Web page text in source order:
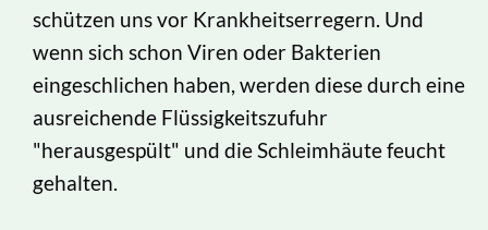
schützen uns vor Krankheitserregern. Und
wenn sich schon Viren oder Bakterien
eingeschlichen haben, werden diese durch eine
ausreichende Flüssigkeitszufuhr
"herausgespült" und die Schleimhäute feucht
gehalten.